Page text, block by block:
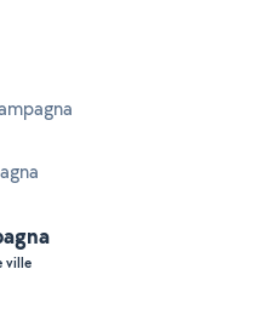
ville